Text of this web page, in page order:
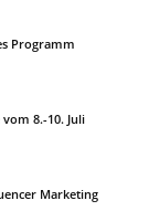
Programm
8.-10. Juli
Marketing